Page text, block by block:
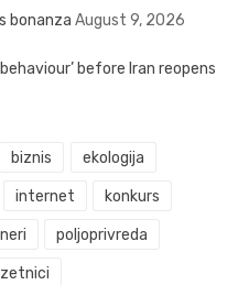
bonanza August 9, 2026
before Iran reopens
biznis ekologija
internet konkurs
poljoprivreda